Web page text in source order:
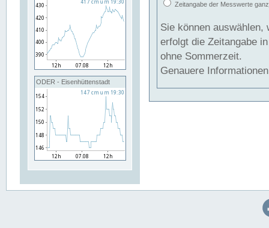
ODER - Eisenhüttenstadt
Zeitangabe der Messwerte
Sie können auswählen,
erfolgt die Zeitangabe
ohne Sommerzeit.
Genauere